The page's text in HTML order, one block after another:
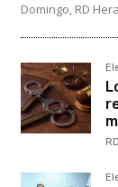
Domingo, RD